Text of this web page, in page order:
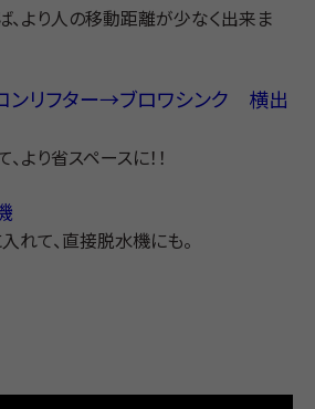
、より人の移動距離が少なく出来ま
ンリフター→ブロワシンク 横出
より省スペースに！！
れて、直接脱水機にも。